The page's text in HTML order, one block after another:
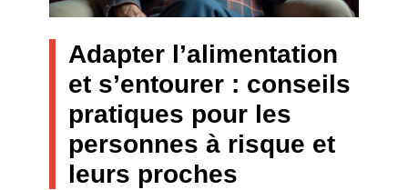
Adapter l’alimentation
et s’entourer : conseils
pratiques pour les
personnes à risque et
leurs proches